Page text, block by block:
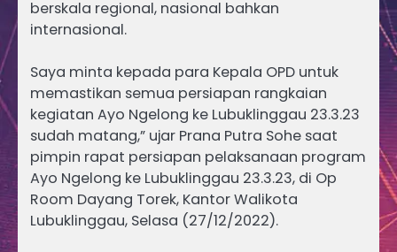
berskala regional, nasional bahkan
internasional.
Saya minta kepada para Kepala OPD untuk
memastikan semua persiapan rangkaian
kegiatan Ayo Ngelong ke Lubuklinggau 23.3.23
sudah matang,” ujar Prana Putra Sohe saat
pimpin rapat persiapan pelaksanaan program
Ayo Ngelong ke Lubuklinggau 23.3.23, di Op
Room Dayang Torek, Kantor Walikota
Lubuklinggau, Selasa (27/12/2022).